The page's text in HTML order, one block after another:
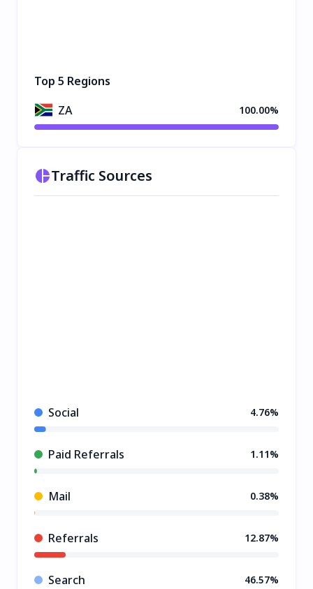
Top 5 Regions
ZA
100.00%
Traffic Sources
Social 4.76%
Paid Referrals 1.11%
Mail 0.38%
Referrals 12.87%
Search 46.57%